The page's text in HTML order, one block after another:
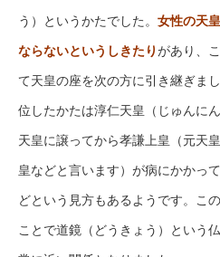
う）というかたでした。 女性の天
ならないというしきたりがあり、
て天皇の座を次の方に引き継ぎま
位したかたは淳仁天皇（じゅんに
天皇に譲ってから孝謙上皇（元天
皇などと言います）が病にかかっ
どという見方もあるようです。こ
ことで道鏡（どうきょう）という